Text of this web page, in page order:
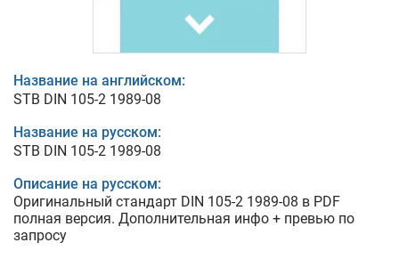
Название на английском:
STB DIN 105-2 1989-08
Название на русском:
STB DIN 105-2 1989-08
Описание на русском:
Оригинальный стандарт DIN 105-2 1989-08 в PDF
полная версия. Дополнительная инфо + превью по
запросу